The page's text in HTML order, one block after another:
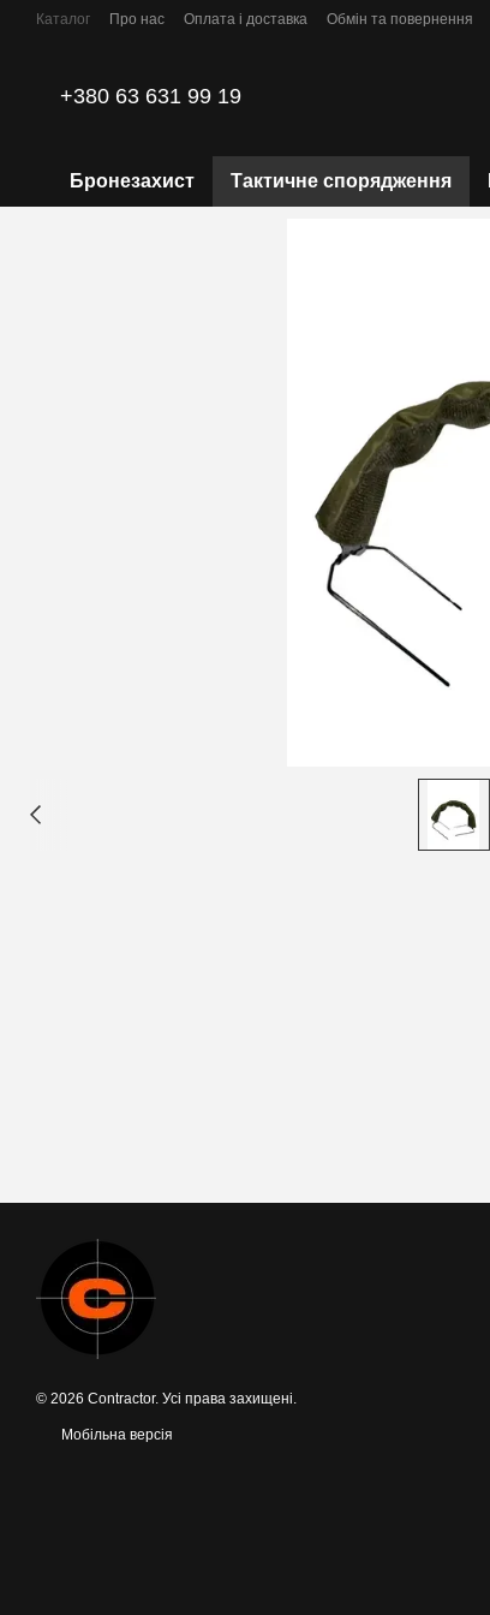
Перейти до основного контенту
Каталог Про нас Оплата і доставка Обмін та повернення
+380 63 631 99 19
Бронезахист Тактичне спорядження
© 2026 Contractor. Усі права захищені.
Мобільна версія